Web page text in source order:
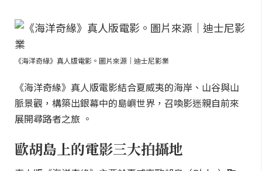
《海洋奇緣》真人版電影。圖片來源｜迪士尼影業
《海洋奇緣》真人版電影結合夏威夷的海岸、山谷與山
脈景觀，構築出銀幕中的島嶼世界，召喚影迷親自前來
展開尋路者之旅 。
歐胡島上的電影三大拍攝地